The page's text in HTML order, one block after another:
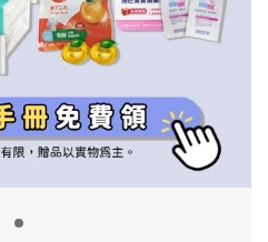
附設幼兒園
小袋鼠幼師網